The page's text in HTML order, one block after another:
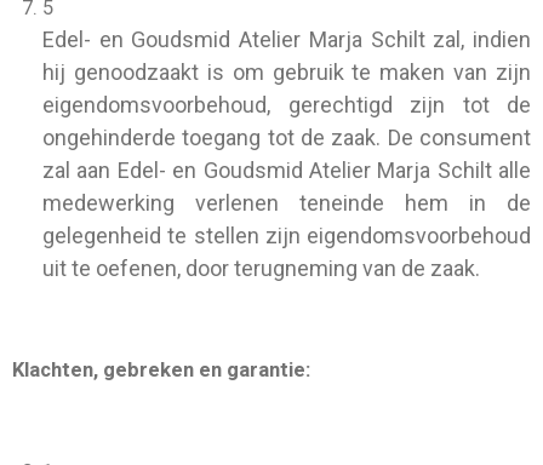
5
Edel- en Goudsmid Atelier Marja Schilt zal, indien
hij genoodzaakt is om gebruik te maken van zijn
eigendomsvoorbehoud, gerechtigd zijn tot de
ongehinderde toegang tot de zaak. De consument
zal aan Edel- en Goudsmid Atelier Marja Schilt alle
medewerking verlenen teneinde hem in de
gelegenheid te stellen zijn eigendomsvoorbehoud
uit te oefenen, door terugneming van de zaak.
Klachten, gebreken en garantie: